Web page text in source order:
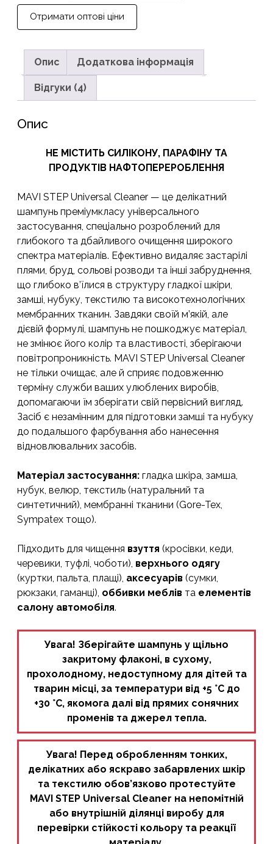
MAVI
STEP
Cleaner,
100
кількість
Отримати оптові ціни
Опис Додаткова інформація
Відгуки (4)
Опис
НЕ МІСТИТЬ СИЛІКОНУ, ПАРАФІНУ ТА
ПРОДУКТІВ НАФТОПЕРЕРОБЛЕННЯ
MAVI STEP Universal Cleaner — це делікатний
шампунь преміумкласу універсального
застосування, спеціально розроблений для
глибокого та дбайливого очищення широкого
спектра матеріалів. Ефективно видаляє застарілі
плями, бруд, сольові розводи та інші забруднення,
що глибоко в’їлися в структуру гладкої шкіри,
замші, нубуку, текстилю та високотехнологічних
мембранних тканин. Завдяки своїй м’якій, але
дієвій формулі, шампунь не пошкоджує матеріал,
не змінює його колір та властивості, зберігаючи
повітропроникність. MAVI STEP Universal Cleaner
не тільки очищає, але й сприяє подовженню
терміну служби ваших улюблених виробів,
допомагаючи їм зберігати свій первісний вигляд.
Засіб є незамінним для підготовки замші та нубуку
до подальшого фарбування або нанесення
відновлювальних засобів.
Матеріал застосування: гладка шкіра, замша,
нубук, велюр, текстиль (натуральний та
синтетичний), мембранні тканини (Gore-Tex,
Sympatex тощо).
Підходить для чищення взуття (кросівки, кеди,
черевики, туфлі, чоботи), верхнього одягу
(куртки, пальта, плащі), аксесуарів (сумки,
рюкзаки, гаманці), оббивки меблів та елементів
салону автомобіля.
Увага! Зберігайте шампунь у щільно
закритому флаконі, в сухому,
прохолодному, недоступному для дітей та
тварин місці, за температури від +5 °C до
+30 °C, якомога далі від прямих сонячних
променів та джерел тепла.
Увага! Перед обробленням тонких,
делікатних або яскраво забарвлених шкір
та текстилю обов’язково протестуйте
MAVI STEP Universal Cleaner на непомітній
або внутрішній ділянці виробу для
перевірки стійкості кольору та реакції